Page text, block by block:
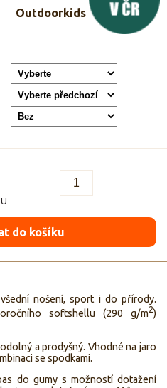
Outdoorkids
do košíku
nošení, sport i do přírody.
softshellu (290 g/m2)
a prodyšný. Vhodné na jaro
se spodkami.
do gumy s možností dotažení